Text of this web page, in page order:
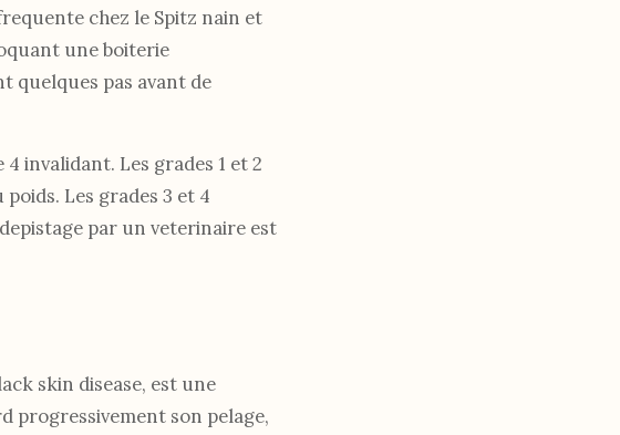
chez le Spitz nain et
une boiterie
quelques pas avant de
invalidant. Les grades 1 et 2
Les grades 3 et 4
par un veterinaire est
skin disease, est une
progressivement son pelage,